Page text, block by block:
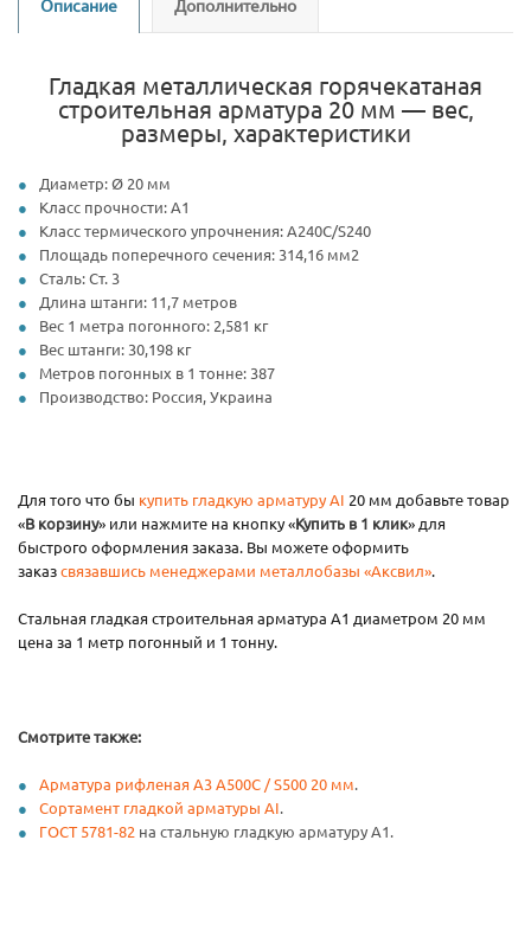
Описание Дополнительно
Гладкая металлическая горячекатаная
строительная арматура 20 мм — вес,
размеры, характеристики
Диаметр: Ø 20 мм
Класс прочности: А1
Класс термического упрочнения: А240С/S240
Площадь поперечного сечения: 314,16 мм2
Сталь: Ст. 3
Длина штанги: 11,7 метров
Вес 1 метра погонного: 2,581 кг
Вес штанги: 30,198 кг
Метров погонных в 1 тонне: 387
Производство: Россия, Украина
Для того что бы купить гладкую арматуру AI 20 мм добавьте товар
«В корзину» или нажмите на кнопку «Купить в 1 клик» для
быстрого оформления заказа. Вы можете оформить
заказсвязавшись менеджерами металлобазы «Аксвил».
Стальная гладкая строительная арматура А1 диаметром 20 мм
цена за 1 метр погонный и 1 тонну.
Смотрите также:
Арматура рифленая А3 А500С / S500 20 мм.
Сортамент гладкой арматуры AI.
ГОСТ 5781-82 на стальную гладкую арматуру А1.